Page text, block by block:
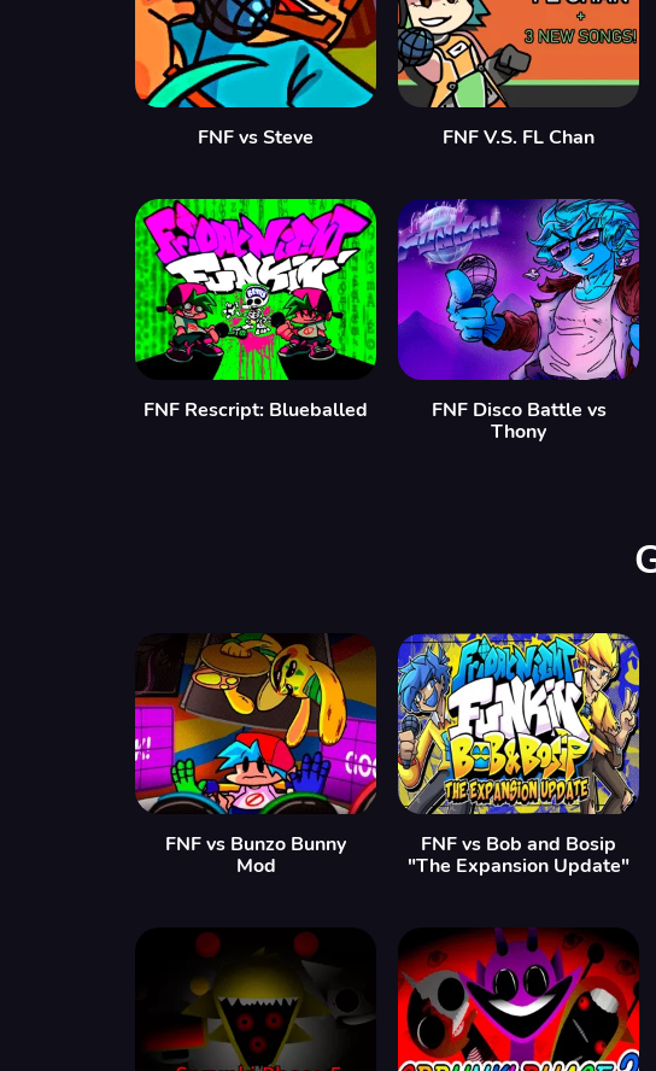
FNF vs Steve FNF V.S. FL Chan
FNF Rescript: Blueballed
FNF Disco Battle vs
Thony
FNF vs Bunzo Bunny
Mod
FNF vs Bob and Bosip
"The Expansion Update"